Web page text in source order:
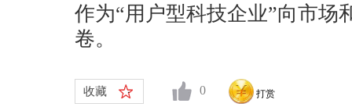
作为“用户型科技企业”向市场
卷。
收藏 0 打赏